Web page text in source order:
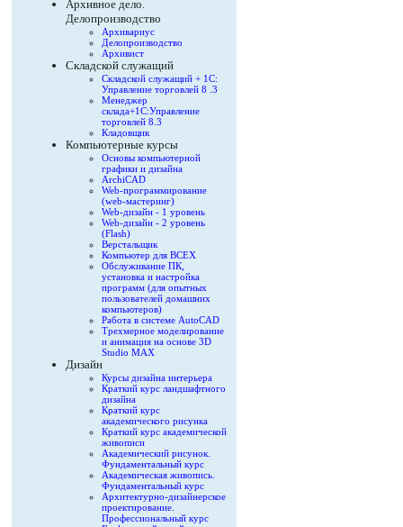
Архивное дело.
Делопроизводство
Архивариус
Делопроизводство
Архивист
Складской служащий
Складской служащий + 1С:
Управление торговлей 8 .3
Менеджер
склада+1С:Управление
торговлей 8.3
Кладовщик
Компьютерные курсы
Основы компьютерной
графики и дизайна
ArchiCAD
Web-программирование
(web-мастеринг)
Web-дизайн - 1 уровень
Web-дизайн - 2 уровень
(Flash)
Верстальщик
Компьютер для ВСЕХ
Обслуживание ПК,
установка и настройка
программ (для опытных
пользователей домашних
компьютеров)
Работа в системе AutoCAD
Трехмерное моделирование
и анимация на основе 3D
Studio MAX
Дизайн
Курсы дизайна интерьера
Краткий курс ландшафтного
дизайна
Краткий курс
академического рисунка
Краткий курс академической
живописи
Академический рисунок.
Фундаментальный курс
Академическая живопись.
Фундаментальный курс
Архитектурно-дизайнерское
проектирование.
Профессиональный курс